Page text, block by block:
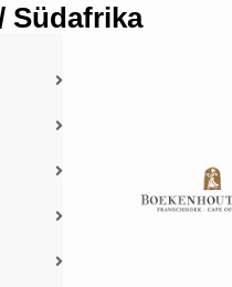
Südafrika